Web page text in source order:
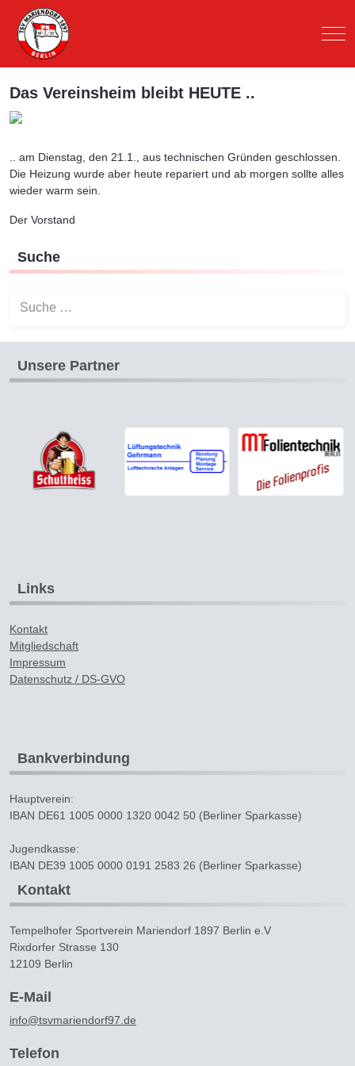
Das Vereinsheim bleibt HEUTE ..
.. am Dienstag, den 21.1., aus technischen Gründen geschlossen.
Die Heizung wurde aber heute repariert und ab morgen sollte alles
wieder warm sein.
Der Vorstand
Suche
Unsere Partner
Links
Kontakt
Mitgliedschaft
Impressum
Datenschutz / DS-GVO
Bankverbindung
Hauptverein:
IBAN DE61 1005 0000 1320 0042 50 (Berliner Sparkasse)
Jugendkasse:
IBAN DE39 1005 0000 0191 2583 26 (Berliner Sparkasse)
Kontakt
Tempelhofer Sportverein Mariendorf 1897 Berlin e.V
Rixdorfer Strasse 130
12109 Berlin
E-Mail
info@tsvmariendorf97.de
Telefon